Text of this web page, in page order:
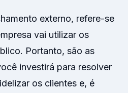
externo, refere-se
vai utilizar os
Portanto, são as
investirá para resolver
os clientes e, é